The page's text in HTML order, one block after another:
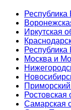
Республика
Иркутская
Москва и
Приморский
Ростовская
Самарская